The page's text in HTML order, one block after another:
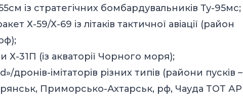
із стратегічних бомбардувальників Ту-95мс;
Х-59/Х-69 із літаків тактичної авіації (район
Х-31П (із акваторії Чорного моря);
дронів-імітаторів різних типів (райони пусків –
Приморсько-Ахтарськ, рф, Чауда ТОТ АР